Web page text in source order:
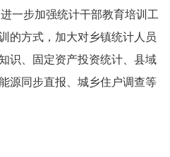
一步加强统计干部教育培训工
的方式，加大对乡镇统计人员
识、固定资产投资统计、县域
源同步直报、城乡住户调查等